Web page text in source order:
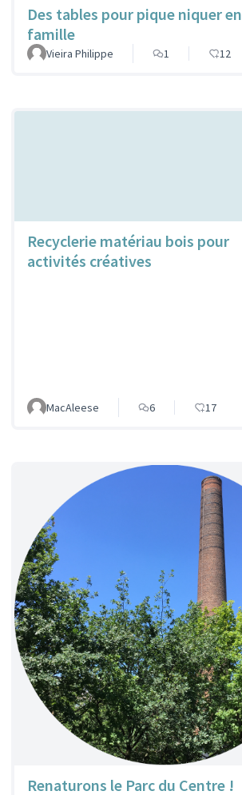
Des tables pour pique niquer en
famille
Vieira Philippe 1 12
Recyclerie matériau bois pour
activités créatives
MacAleese 6 17
Renaturons le Parc du Centre !